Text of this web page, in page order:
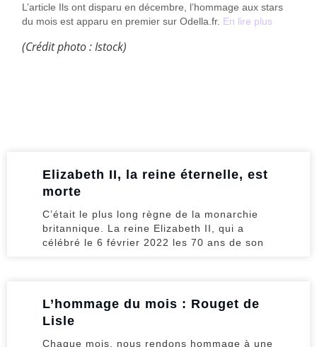
L’article Ils ont disparu en décembre, l’hommage aux stars
du mois est apparu en premier sur Odella.fr. En lire plus
(Crédit photo : Istock)
Elizabeth II, la reine éternelle, est
morte
C’était le plus long règne de la monarchie
britannique. La reine Elizabeth II, qui a
célébré le 6 février 2022 les 70 ans de son
L’hommage du mois : Rouget de
Lisle
Chaque mois, nous rendons hommage à une